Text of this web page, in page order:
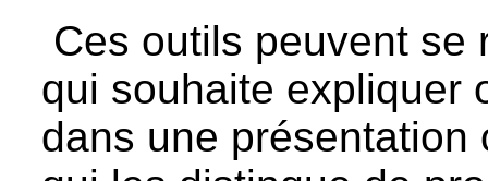
Ces outils peuvent se
qui souhaite expliquer
dans une présentation